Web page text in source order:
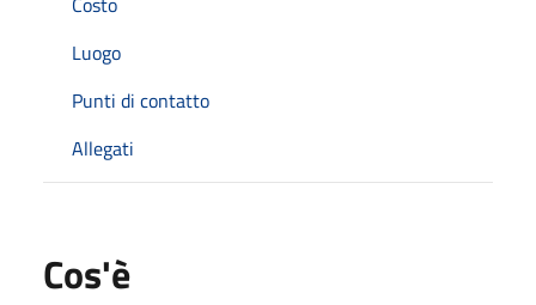
Luogo
Punti di contatto
Allegati
Cos'è